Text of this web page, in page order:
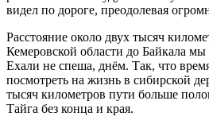
видел по дороге, преодолевая
Расстояние около двух тысяч
Кемеровской области до Байкала мы
Ехали не спеша, днём. Так, что
посмотреть на жизнь в сибирской
тысяч километров пути больше
Тайга без конца и края.